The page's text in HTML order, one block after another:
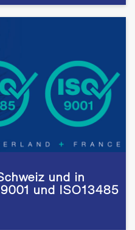
und in
und ISO13485